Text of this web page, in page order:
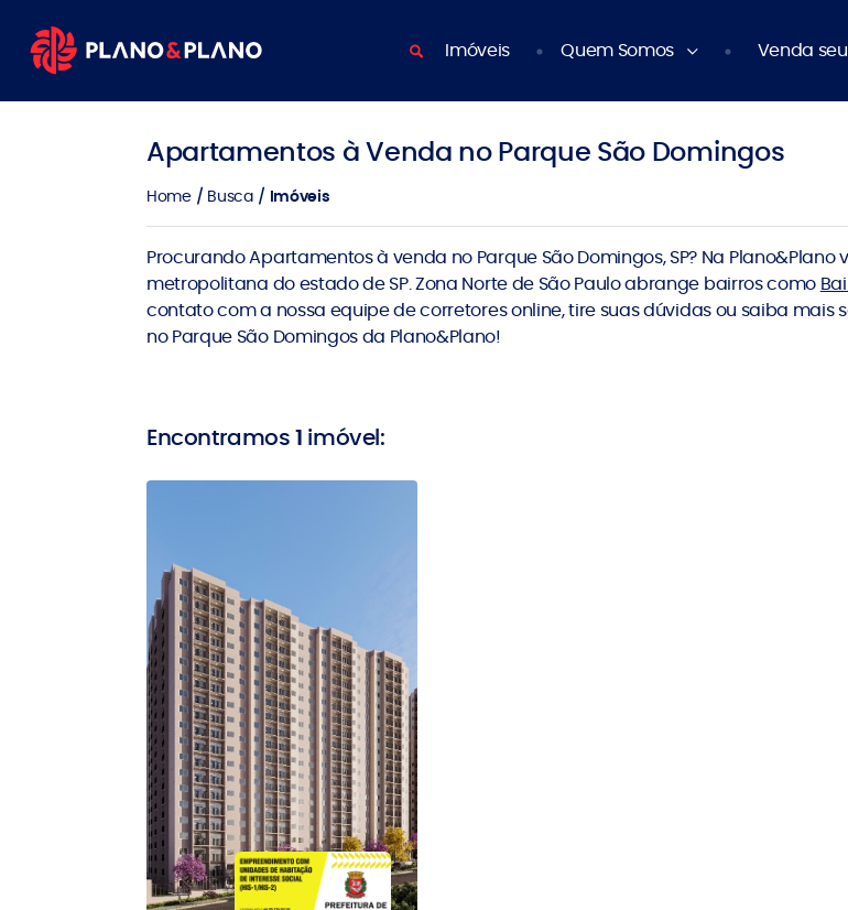
Imóveis Quem Somos Venda
Apartamentos à Venda no Parque São Domingos
Home Busca Imóveis
Procurando Apartamentos à venda no Parque São Domingos, SP? Na
metropolitana do estado de SP. Zona Norte de São Paulo abrange bairros como
contato com a nossa equipe de corretores online, tire suas dúvidas ou saiba mais
no Parque São Domingos da Plano&Plano!
Encontramos1 imóvel: